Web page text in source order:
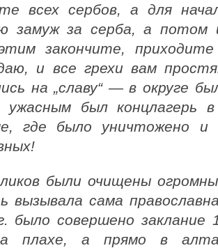
всех сербов, а для
замуж за серба, а потом
закончите,
и все грехи вам
на „славу“ — в округе
ужасным был концлагерь
где было уничтожено и
были очищены
вызывала сама
было совершено заклание
плахе, а прямо в